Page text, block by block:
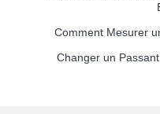
Comment Mesurer
Changer un